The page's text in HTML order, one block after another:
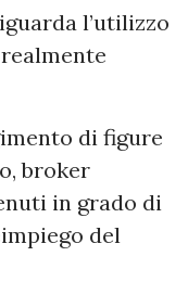
l’utilizzo
di figure
broker
in grado di
del